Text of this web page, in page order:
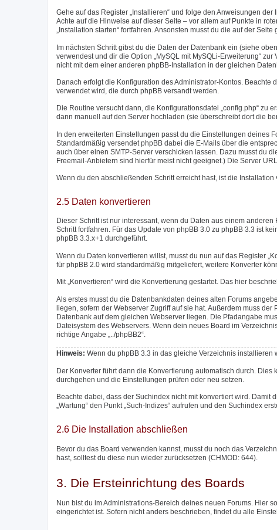
Gehe auf das Register „Installieren“ und folge den Anweisungen
Achte auf die Hinweise auf dieser Seite – vor allem auf Punkte in
„Installation starten“ fortfahren. Ansonsten musst du die auf der
Im nächsten Schritt gibst du die Daten der Datenbank ein (siehe
verwendest und dir die Option „MySQL mit MySQLi-Erweiterung“
nicht mit dem einer anderen phpBB-Installation in der gleichen
Danach erfolgt die Konfiguration des Administrator-Kontos.
verwendet wird, die durch phpBB versandt werden.
Die Routine versucht dann, die Konfigurationsdatei „config.php“ zu
dann manuell auf den Server hochladen (sie überschreibt dort die
In den erweiterten Einstellungen passt du die Einstellungen deines
Standardmäßig versendet phpBB dabei die E-Mails über die
auch über einen SMTP-Server verschicken lassen. Dazu musst du
Freemail-Anbietern sind hierfür meist nicht geeignet.) Die Server
Wenn du den abschließenden Schritt erreicht hast, ist die
2.5 Daten konvertieren
Dieser Schritt ist nur interessant, wenn du Daten aus einem
Schritt fortfahren. Für das Update von phpBB 3.0 zu phpBB 3.3 ist
phpBB 3.3.x+1 durchgeführt.
Wenn du Daten konvertieren willst, musst du nun auf das Register
für phpBB 2.0 wird standardmäßig mitgeliefert, weitere Konverter
Mit „Konvertieren“ wird die Konvertierung gestartet. Das hier
Als erstes musst du die Datenbankdaten deines alten Forums
liegen, sofern der Webserver Zugriff auf sie hat. Außerdem muss
Datenbank auf dem gleichen Webserver liegen. Die Pfadangabe
Dateisystem des Webservers. Wenn dein neues Board im
richtige Angabe „../phpBB2“.
Hinweis: Wenn du phpBB 3.3 in das gleiche Verzeichnis
Der Konverter führt dann die Konvertierung automatisch durch.
durchgehen und die Einstellungen prüfen oder neu setzen.
Beachte dabei, dass der Suchindex nicht mit konvertiert wird.
„Wartung“ den Punkt „Such-Indizes“ aufrufen und den Suchindex
2.6 Die Installation abschließen
Bevor du das Board verwenden kannst, musst du noch das
hast, solltest du diese nun wieder zurücksetzen (CHMOD: 644).
3. Die Ersteinrichtung des Boards
Nun bist du im Administrations-Bereich deines neuen Forums. Hier
eingerichtet ist. Sofern nicht anders beschrieben, findet du alle